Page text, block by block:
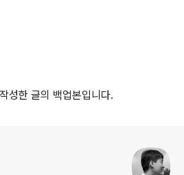
한 글의 백업본입니다.